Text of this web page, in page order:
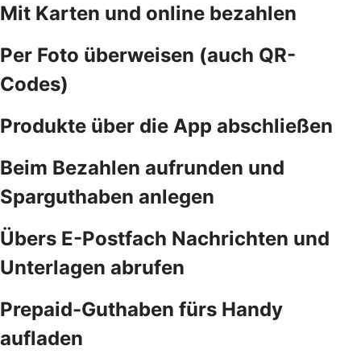
Mit Karten und online bezahlen
Per Foto überweisen (auch QR-
Codes)
Produkte über die App abschließen
Beim Bezahlen aufrunden und
Sparguthaben anlegen
Übers E-Postfach Nachrichten und
Unterlagen abrufen
Prepaid-Guthaben fürs Handy
aufladen